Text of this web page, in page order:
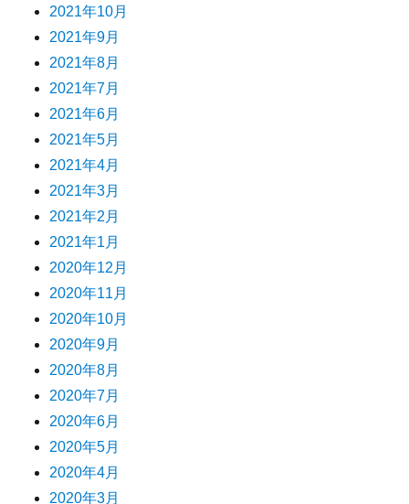
2021年10月
2021年9月
2021年8月
2021年7月
2021年6月
2021年5月
2021年4月
2021年3月
2021年2月
2021年1月
2020年12月
2020年11月
2020年10月
2020年9月
2020年8月
2020年7月
2020年6月
2020年5月
2020年4月
2020年3月